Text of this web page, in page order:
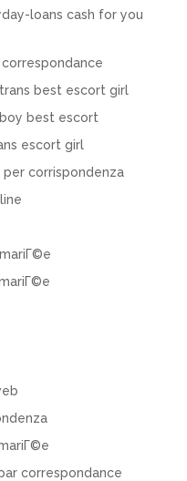
loans cash for you
best escort girl
best escort
escort girl
per corrispondenza
correspondance